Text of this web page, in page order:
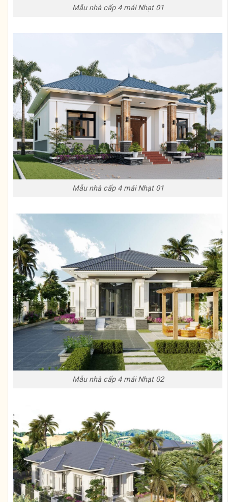
Mẫu nhà cấp 4 mái Nhạt 01
Mẫu nhà cấp 4 mái Nhạt 01
Mẫu nhà cấp 4 mái Nhạt 02